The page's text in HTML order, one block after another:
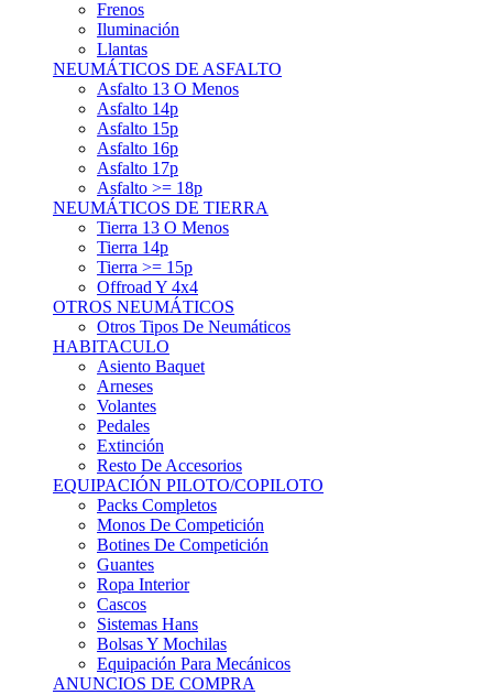
Frenos
Iluminación
Llantas
NEUMÁTICOS DE ASFALTO
Asfalto 13 O Menos
Asfalto 14p
Asfalto 15p
Asfalto 16p
Asfalto 17p
Asfalto >= 18p
NEUMÁTICOS DE TIERRA
Tierra 13 O Menos
Tierra 14p
Tierra >= 15p
Offroad Y 4x4
OTROS NEUMÁTICOS
Otros Tipos De Neumáticos
HABITACULO
Asiento Baquet
Arneses
Volantes
Pedales
Extinción
Resto De Accesorios
EQUIPACIÓN PILOTO/COPILOTO
Packs Completos
Monos De Competición
Botines De Competición
Guantes
Ropa Interior
Cascos
Sistemas Hans
Bolsas Y Mochilas
Equipación Para Mecánicos
ANUNCIOS DE COMPRA